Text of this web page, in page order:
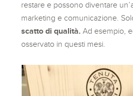
restare e possono diventare
marketing e comunicazione.
scatto di qualità.Ad esempio,
osservato in questi mesi.